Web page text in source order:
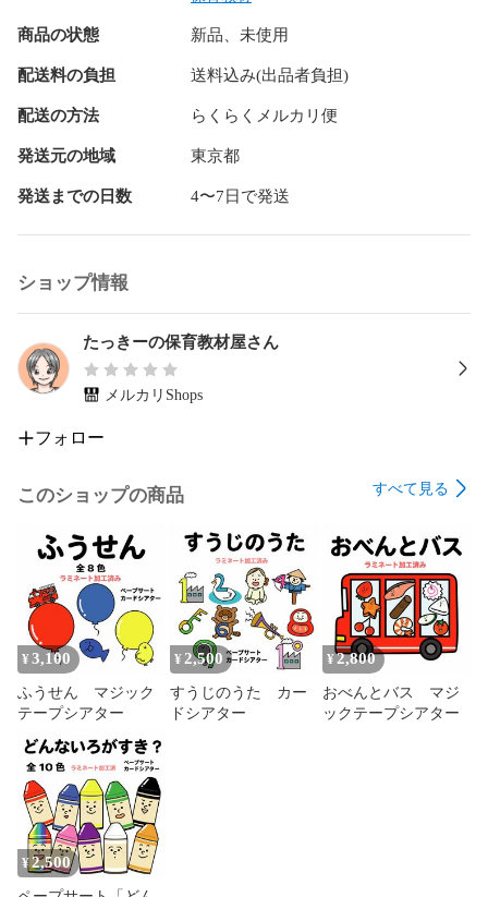
商品の状態 新品、未使用
配送料の負担 送料込み(出品者負担)
配送の方法 らくらくメルカリ便
発送元の地域 東京都
発送までの日数 4〜7日で発送
ショップ情報
たっきーの保育教材屋さん
メルカリShops
フォロー
このショップの商品 すべて見る
¥ 3,100
ふうせん マジック
テープシアター
¥ 2,500
すうじのうた カー
ドシアター
¥ 2,800
おべんとバス マジ
ックテープシアター
¥2,500